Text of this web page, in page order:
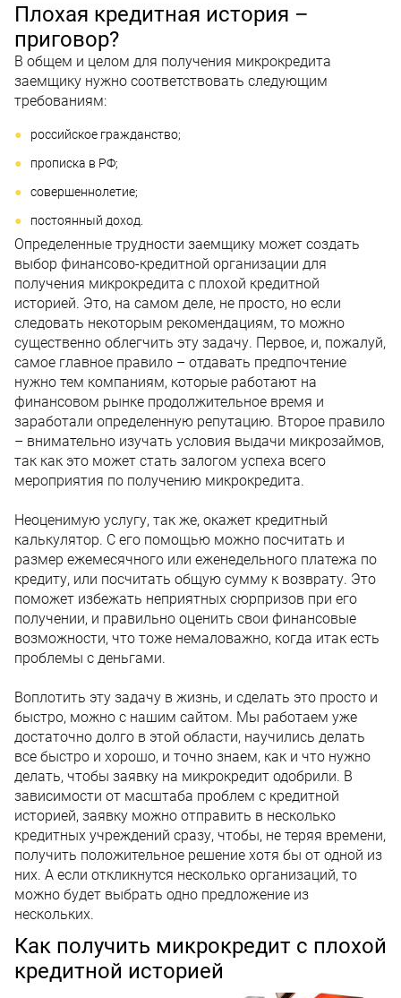
Плохая кредитная история –
приговор?
В общем и целом для получения микрокредита
заемщику нужно соответствовать следующим
требованиям:
российское гражданство;
прописка в РФ;
совершеннолетие;
постоянный доход.
Определенные трудности заемщику может создать
выбор финансово-кредитной организации для
получения микрокредита с плохой кредитной
историей. Это, на самом деле, не просто, но если
следовать некоторым рекомендациям, то можно
существенно облегчить эту задачу. Первое, и, пожалуй,
самое главное правило – отдавать предпочтение
нужно тем компаниям, которые работают на
финансовом рынке продолжительное время и
заработали определенную репутацию. Второе правило
– внимательно изучать условия выдачи микрозаймов,
так как это может стать залогом успеха всего
мероприятия по получению микрокредита.
Неоценимую услугу, так же, окажет кредитный
калькулятор. С его помощью можно посчитать и
размер ежемесячного или еженедельного платежа по
кредиту, или посчитать общую сумму к возврату. Это
поможет избежать неприятных сюрпризов при его
получении, и правильно оценить свои финансовые
возможности, что тоже немаловажно, когда итак есть
проблемы с деньгами.
Воплотить эту задачу в жизнь, и сделать это просто и
быстро, можно с нашим сайтом. Мы работаем уже
достаточно долго в этой области, научились делать
все быстро и хорошо, и точно знаем, как и что нужно
делать, чтобы заявку на микрокредит одобрили. В
зависимости от масштаба проблем с кредитной
историей, заявку можно отправить в несколько
кредитных учреждений сразу, чтобы, не теряя времени,
получить положительное решение хотя бы от одной из
них. А если откликнутся несколько организаций, то
можно будет выбрать одно предложение из
нескольких.
Как получить микрокредит с плохой
кредитной историей